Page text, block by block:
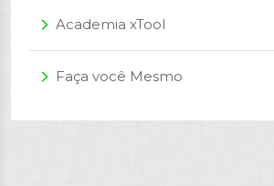
arrow_forward_ios Academia xTool
arrow_forward_ios Faça você Mesmo